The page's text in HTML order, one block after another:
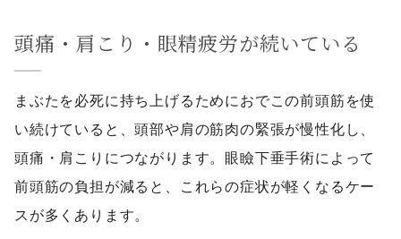
頭痛・肩こり・眼精疲労が続いている
まぶたを必死に持ち上げるためにおでこの前頭筋を使
い続けていると、頭部や肩の筋肉の緊張が慢性化し、
頭痛・肩こりにつながります。眼瞼下垂手術によって
前頭筋の負担が減ると、これらの症状が軽くなるケー
スが多くあります。